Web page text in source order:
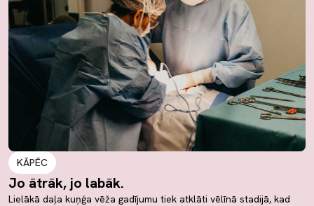
KĀPĒC
Jo ātrāk, jo labāk.
Lielākā daļa kuņģa vēža gadījumu tiek atklāti vēlīnā stadijā, kad